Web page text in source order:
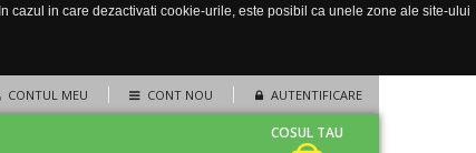
cazul in care dezactivati cookie-urile, este posibil ca unele zone ale site-ului
CONTUL MEU CONT NOU AUTENTIFICARE
COSUL TAU